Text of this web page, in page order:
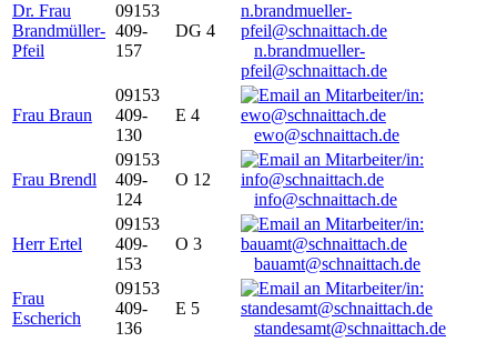
Dr. Frau
Brandmüller-
Pfeil
09153
409-
157
DG 4
n.brandmueller-
pfeil@schnaittach.de
Frau Braun
09153
409-
130
E 4
ewo@schnaittach.de
Frau Brendl
09153
409-
124
O 12
info@schnaittach.de
Herr Ertel
09153
409-
153
O 3
bauamt@schnaittach.de
Frau
Escherich
09153
409-
136
E 5
standesamt@schnaittach.de